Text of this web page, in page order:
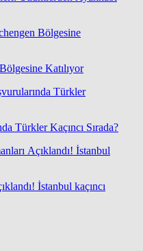
Katılıyor
Türkler Kaçıncı Sırada?
İstanbul kaçıncı